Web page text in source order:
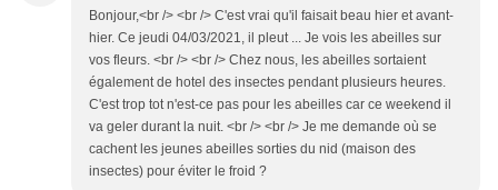
Bonjour,<br /> <br /> C'est vrai qu'il faisait beau hier et avant-
hier. Ce jeudi 04/03/2021, il pleut ... Je vois les abeilles sur
vos fleurs. <br /> <br /> Chez nous, les abeilles sortaient
également de hotel des insectes pendant plusieurs heures.
C'est trop tot n'est-ce pas pour les abeilles car ce weekend il
va geler durant la nuit. <br /> <br /> Je me demande où se
cachent les jeunes abeilles sorties du nid (maison des
insectes) pour éviter le froid ?